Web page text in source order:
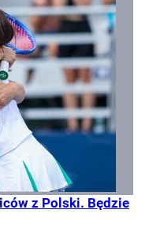
z Polski. Będzie